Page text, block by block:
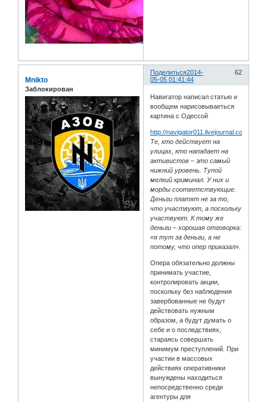
Поделиться 62
2014-
05-05 01:41:44
Mnikto
Заблокирован
Навигатор написал статью и
вообщем нарисовываеться
картина с Одессой
http://navigator011.livejournal.com/
Те, кто действует на
улицах, кто нападает на
активистов – это самый
нижний уровень. Тупой
мелкий криминал. У них и
морды соответствующие.
Деньги платят не за то,
что участвуют, а поскольку
участвуют. К тому же
деньги – хорошая отговорка:
«я тут за деньги, а не
потому, что опер приказал».
Опера обязательно должны
принимать участие,
контролировать акции,
поскольку без наблюдения
завербованные не будут
действовать нужным
образом, а будут думать о
себе и о последствиях,
стараясь совершать
минимум преступлений. При
участии в массовых
действиях оперативники
вынуждены находиться
непосредственно среди
агентуры для